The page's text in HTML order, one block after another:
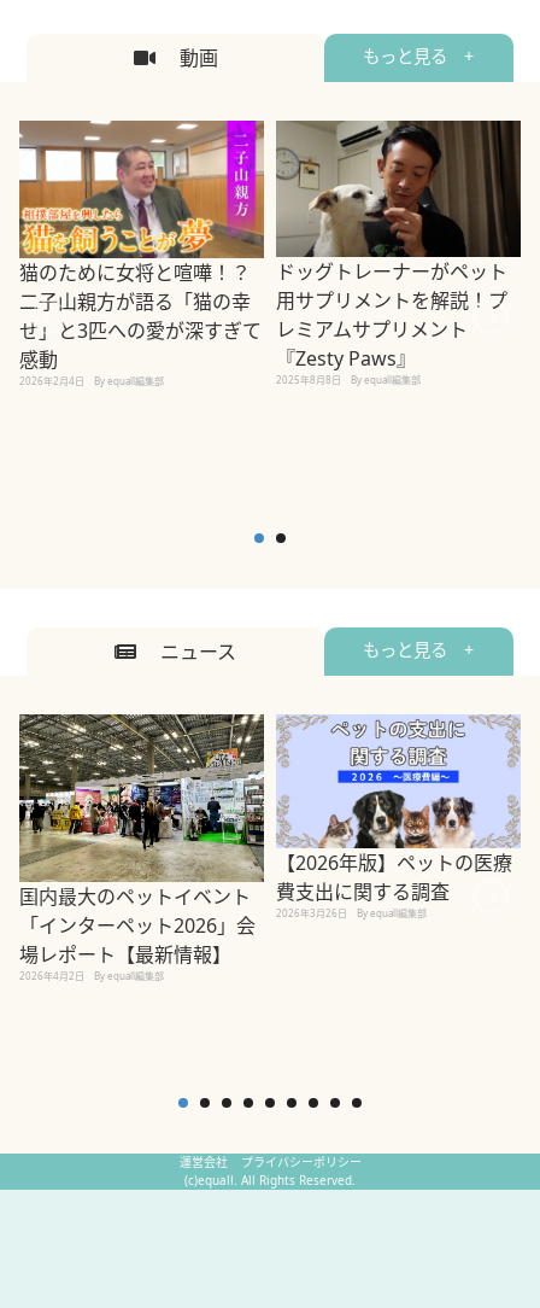
動画 もっと見る +
猫のために女将と喧嘩！？
二子山親方が語る「猫の幸
せ」と3匹への愛が深すぎて
感動
2026年2月4日 By equall編集部
ドッグトレーナーがペット
用サプリメントを解説！プ
レミアムサプリメント
『Zesty Paws』
2025年8月8日 By equall編集部
ニュース もっと見る +
国内最大のペットイベント
「インターペット2026」会
場レポート【最新情報】
2026年4月2日 By equall編集部
【2026年版】ペットの医療
費支出に関する調査
2026年3月26日 By equall編集部
運営会社
プライバシーポリシー
(c)equall. All Rights Reserved.